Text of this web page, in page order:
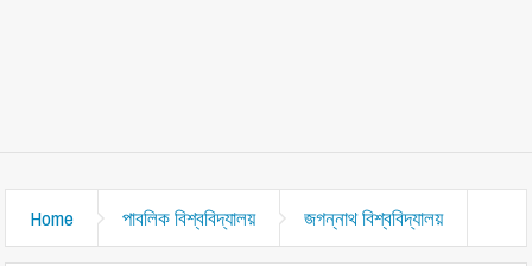
Home পাবলিক বিশ্ববিদ্যালয় জগন্নাথ বিশ্ববিদ্যালয়